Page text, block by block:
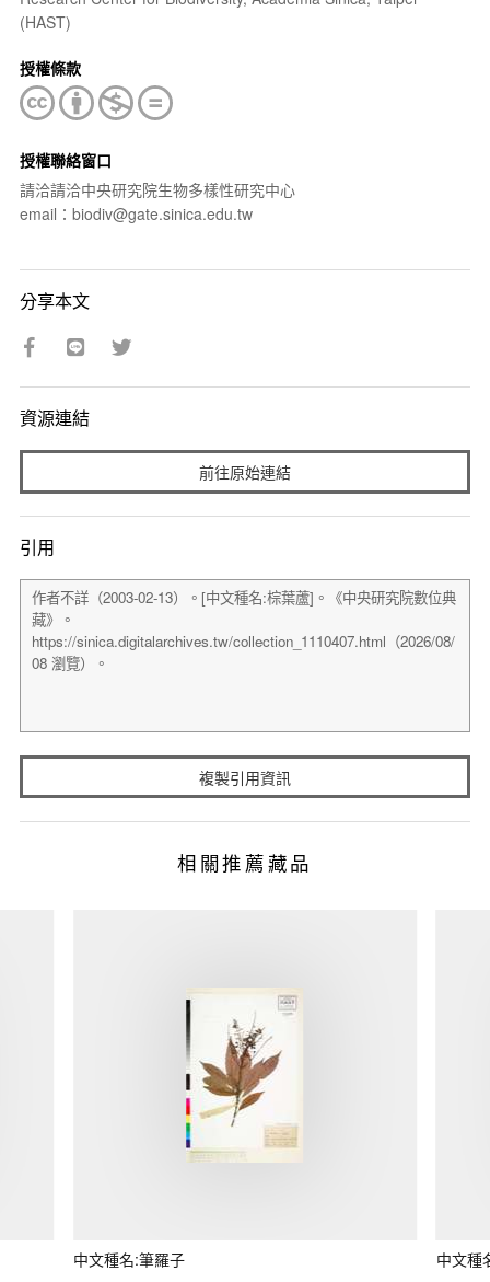
(HAST)
授權條款
授權聯絡窗口
請洽請洽中央研究院生物多樣性研究中心
email：biodiv@gate.sinica.edu.tw
分享本文
資源連結
前往原始連結
引用
複製引用資訊
相關推薦藏品
中文種名:筆羅子 中文種